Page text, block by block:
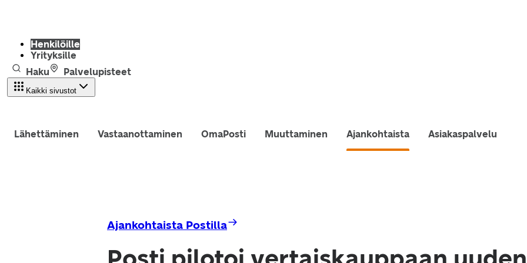
Henkilöille
Yrityksille
Haku
Palvelupisteet
Kaikki sivustot
Lähettäminen Vastaanottaminen OmaPosti Muuttaminen Ajankohtaista Asiakaspalvelu
Ajankohtaista Postilla